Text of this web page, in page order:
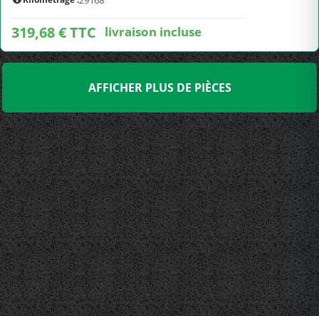
319,68 € TTC livraison incluse
AFFICHER PLUS DE PIÈCES